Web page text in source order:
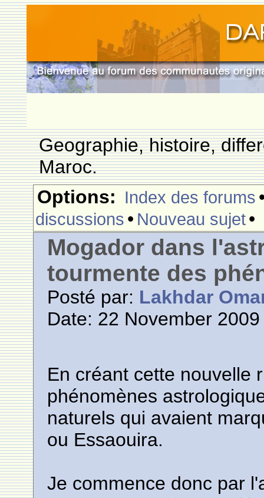
Geographie, histoire,
Maroc.
Options: Index des forums
discussions • Nouveau sujet•
Mogador dans
tourmente des
Posté par: Lakhdar
Date: 22 November
En créant cette nouvelle
phénomènes
naturels qui avaient
ou Essaouira.
Je commence donc par